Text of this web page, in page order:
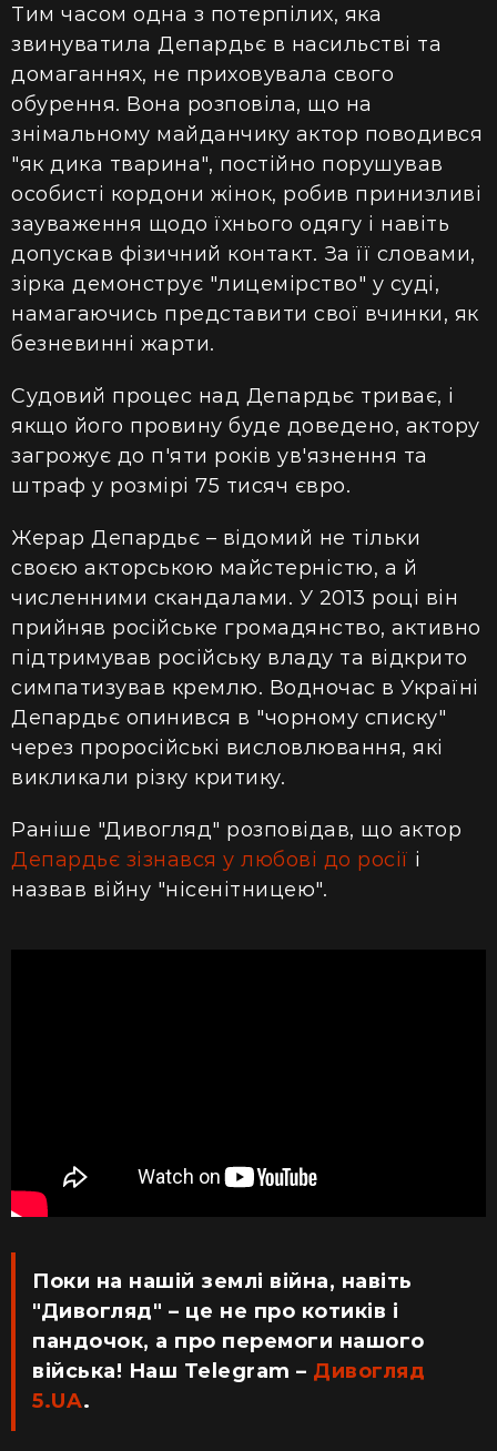
Тим часом одна з потерпілих, яка
звинуватила Депардьє в насильстві та
домаганнях, не приховувала свого
обурення. Вона розповіла, що на
знімальному майданчику актор поводився
"як дика тварина", постійно порушував
особисті кордони жінок, робив принизливі
зауваження щодо їхнього одягу і навіть
допускав фізичний контакт. За її словами,
зірка демонструє "лицемірство" у суді,
намагаючись представити свої вчинки, як
безневинні жарти.
Судовий процес над Депардьє триває, і
якщо його провину буде доведено, актору
загрожує до п'яти років ув'язнення та
штраф у розмірі 75 тисяч євро.
Жерар Депардьє – відомий не тільки
своєю акторською майстерністю, а й
численними скандалами. У 2013 році він
прийняв російське громадянство, активно
підтримував російську владу та відкрито
симпатизував кремлю. Водночас в Україні
Депардьє опинився в "чорному списку"
через проросійські висловлювання, які
викликали різку критику.
Раніше "Дивогляд" розповідав, що актор
Депардьє зізнався у любові до росії і
назвав війну "нісенітницею".
Поки на нашій землі війна, навіть
"Дивогляд" – це не про котиків і
пандочок, а про перемоги нашого
війська! Наш Telegram – Дивогляд
5.UA.